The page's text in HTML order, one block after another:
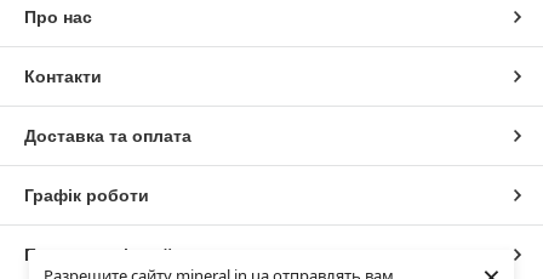
Про нас
Контакти
Доставка та оплата
Графік роботи
Повна версія сайту